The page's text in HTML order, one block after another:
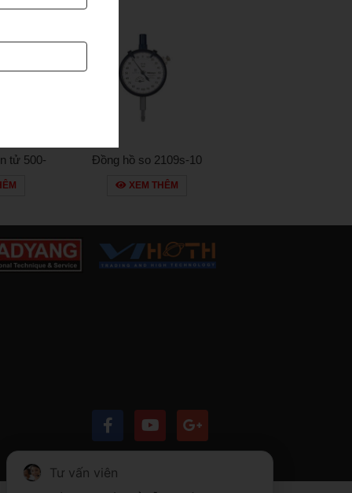
tử 500-
Đồng hồ so 2109s-10
XEM THÊM
Tư vấn viên